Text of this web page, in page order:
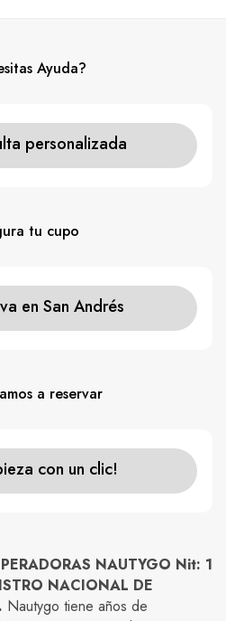
Ayuda?
personalizada
tu cupo
en San Andrés
a reservar
con un clic!
NAUTYGO Nit: 1
NACIONAL DE
Nautygo tiene años de